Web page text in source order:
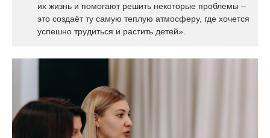
их жизнь и помогают решить некоторые проблемы –
это создаёт ту самую теплую атмосферу, где хочется
успешно трудиться и растить детей».